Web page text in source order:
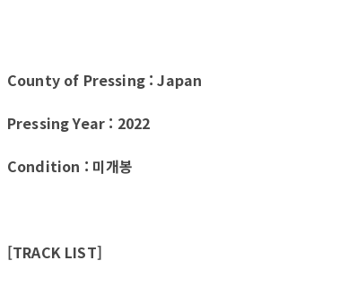
County of Pressing : Japan
Pressing Year : 2022
Condition : 미개봉
[TRACK LIST]